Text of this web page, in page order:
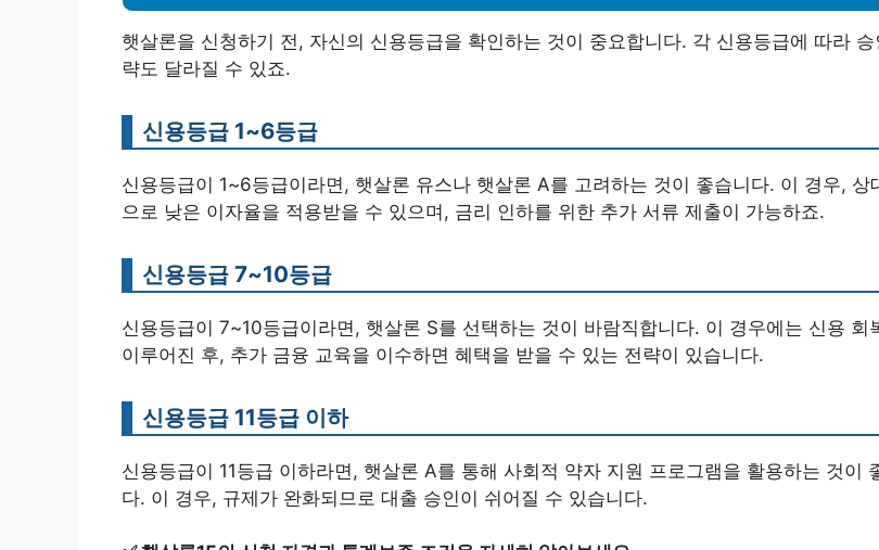
햇살론을 신청하기 전, 자신의 신용등급을 확인하는 것이 중요합니다. 각 신용등급에 따라 승
략도 달라질 수 있죠.
신용등급 1~6등급
신용등급이 1~6등급이라면, 햇살론 유스나 햇살론 A를 고려하는 것이 좋습니다. 이 경우, 상
으로 낮은 이자율을 적용받을 수 있으며, 금리 인하를 위한 추가 서류 제출이 가능하죠.
신용등급 7~10등급
신용등급이 7~10등급이라면, 햇살론 S를 선택하는 것이 바람직합니다. 이 경우에는 신용 회
이루어진 후, 추가 금융 교육을 이수하면 혜택을 받을 수 있는 전략이 있습니다.
신용등급 11등급 이하
신용등급이 11등급 이하라면, 햇살론 A를 통해 사회적 약자 지원 프로그램을 활용하는 것이
다. 이 경우, 규제가 완화되므로 대출 승인이 쉬어질 수 있습니다.